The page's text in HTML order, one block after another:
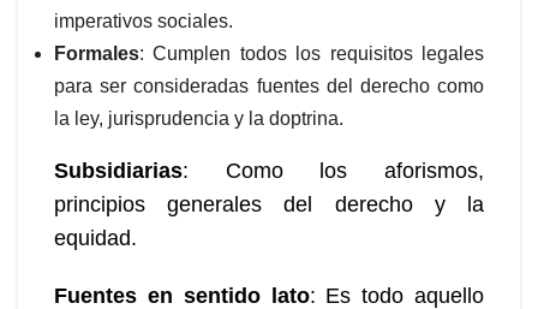
imperativos sociales.
Formales: Cumplen todos los requisitos legales
para ser consideradas fuentes del derecho como
la ley, jurisprudencia y la doptrina.
Subsidiarias: Como los aforismos,
principios generales del derecho y la
equidad.
Fuentes en sentido lato: Es todo aquello